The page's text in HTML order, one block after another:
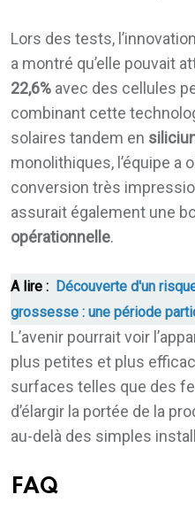
Lors des tests,
a montré qu’elle pouvait
22,6% avec des cellules
combinant cette
solaires tandem en
monolithiques, l’équipe a
conversion très
assurait également une
opérationnelle.
A lire : Découverte d'un
grossesse : une période
L’avenir pourrait voir
plus petites et plus
surfaces telles que des
d’élargir la portée de la
au-delà des simples
FAQ